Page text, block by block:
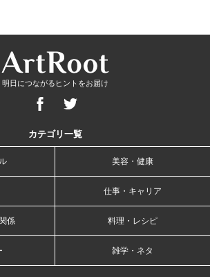
明日につながるヒントをお届け
カテゴリ一覧
美容・健康
仕事・キャリア
係 料理・レシピ
雑学・ネタ